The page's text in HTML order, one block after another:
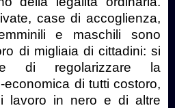
case di accoglienza,
e maschili sono
di migliaia di cittadini: si
di regolarizzare la
di tutti costoro,
lavoro in nero e di altre